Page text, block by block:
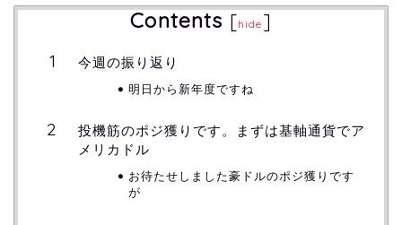
Contents [hide ]
今週の振り返り
明日から新年度ですね
投機筋のポジ獲りです。まずは基軸通貨でア
メリカドル
お待たせしました豪ドルのポジ獲りです
が